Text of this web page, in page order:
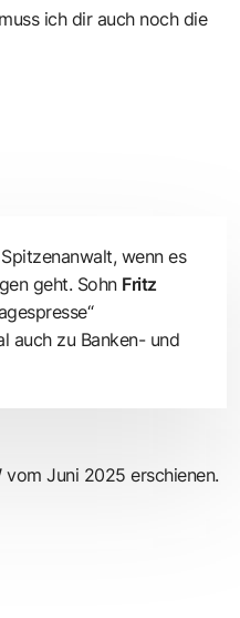
ich dir auch noch die
wenn es
geht. Sohn Fritz
auch zu Banken- und
vom Juni 2025 erschienen.